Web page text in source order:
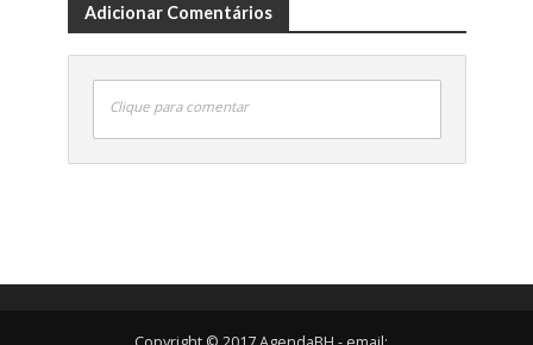
Adicionar Comentários
Clique para comentar